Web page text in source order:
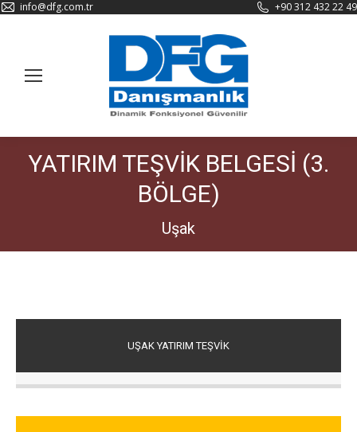
info@dfg.com.tr +90 312 432 22 49
YATIRIM TEŞVİK BELGESİ (3.
BÖLGE)
Uşak
UŞAK YATIRIM TEŞVİK